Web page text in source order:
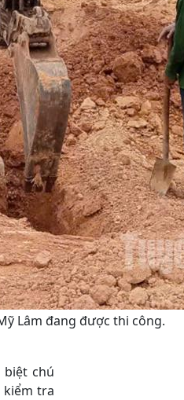
Lâm đang được thi công.
biệt chú
tra